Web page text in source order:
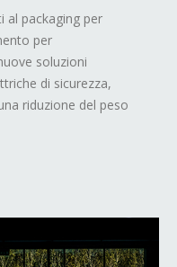
al packaging per
per
soluzioni
di sicurezza,
riduzione del peso